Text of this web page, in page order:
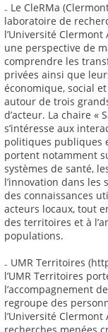
₋ Le CleRMa
laboratoire de
l’Université Clermont
une perspective de
comprendre les
privées ainsi que
économique, social
autour de trois
d’acteur. La chaire «
s’intéresse aux
politiques publiques
portent notamment
systèmes de santé,
l’innovation dans les
des connaissances
acteurs locaux, tout
des territoires et à
populations.
₋ UMR Territoires
l’UMR Territoires
l’accompagnement
regroupe des
l’Université Clermont